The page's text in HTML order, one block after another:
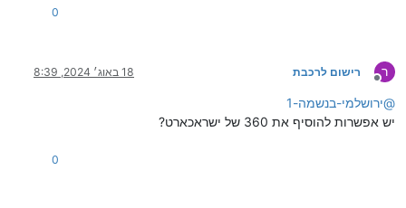
0
ר
מנותק
רישום לרכבת 18 באוג׳ 2024, 8:39
@ירושלמי-בנשמה-1
יש אפשרות להוסיף את 360 של ישראכארט?
0